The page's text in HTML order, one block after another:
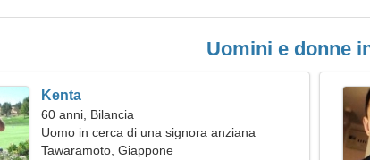
Uomini e donne
Kenta
60 anni, Bilancia
Uomo in cerca di una signora anziana
Tawaramoto, Giappone